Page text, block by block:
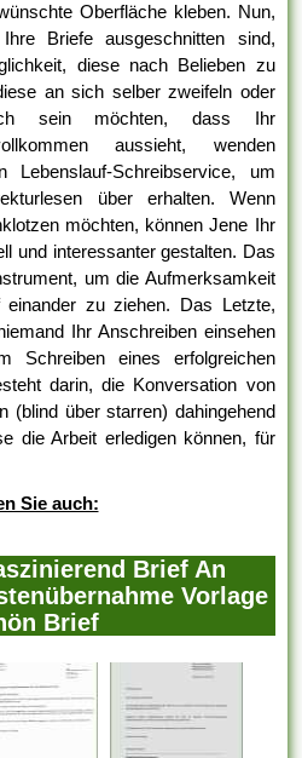
Oberfläche kleben. Nun,
Briefe ausgeschnitten sind,
diese nach Belieben zu
an sich selber zweifeln oder
sein möchten, dass Ihr
aussieht, wenden
Schreibservice, um
über erhalten. Wenn
möchten, können Jene Ihr
und interessanter gestalten. Das
um die Aufmerksamkeit
einander zu ziehen. Das Letzte,
Ihr Anschreiben einsehen
Schreiben eines erfolgreichen
darin, die Konversation von
(blind über starren) dahingehend
die Arbeit erledigen können, für
Sie auch:
Brief An
Vorlage
Brief